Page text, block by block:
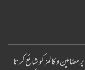
و کالمز کو شائع کرتا